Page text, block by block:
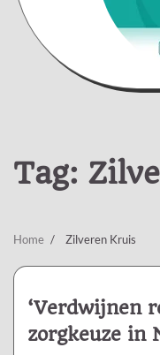
Tag:
Home Zilveren Kruis
‘Verdwijnen
zorgkeuze in